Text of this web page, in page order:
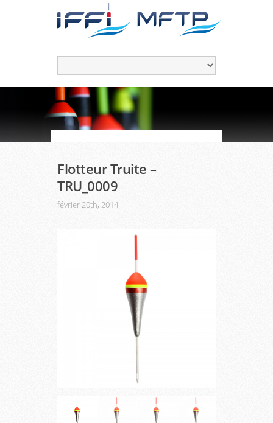
Flotteur Truite –
TRU_0009
février 20th, 2014